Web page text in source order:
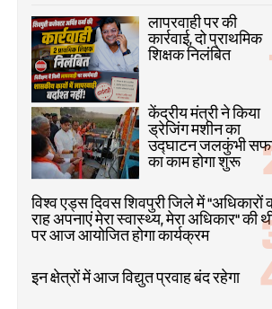
लापरवाही पर की
कार्रवाई, दो प्राथमिक
शिक्षक निलंबित
केंद्रीय मंत्री ने किया
ड्रेजिंग मशीन का
उद्घाटन जलकुंभी
का काम होगा शुरू
विश्व एड्स दिवस शिवपुरी जिले में "अधिकारों
राह अपनाएं मेरा स्वास्थ्य, मेरा अधिकार" की
पर आज आयोजित होगा कार्यक्रम
इन क्षेत्रों में आज विद्युत प्रवाह बंद रहेगा